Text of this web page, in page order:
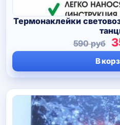
Термонаклейки
590руб
В